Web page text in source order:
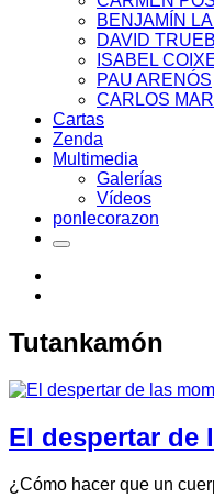
BENJAMÍN
DAVID
ISABEL
PAU ARENÓS
CARLOS
Cartas
Zenda
Multimedia
Galerías
Vídeos
ponlecorazon
Tutankamón
El despertar de
¿Cómo hacer que un